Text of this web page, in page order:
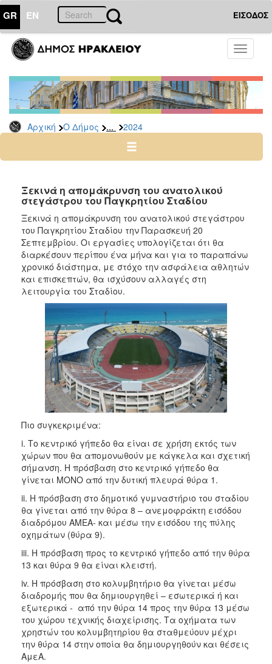
GR EN ΕΙΣΟΔΟΣ
Toggle
Αρχική Ο Δήμος ... 2024
ΔΗΜΟΣ
Δελτία
Τύπου
Αρχείο
2026
2024
2022
2021
2020
2019
2018
2017
2016
2015
2013
2012
2011
2010
ΤΟΠΟΣ
ΠΟΛΙΤΙΣΜΟΣ
ΑΝΘΕΚΤΙΚΗ
ΠΟΛΗ
Ξεκινά η απομάκρυνση του ανατολικού
στεγάστρου του Παγκρητίου Σταδίου
Ξεκινά η απομάκρυνση του ανατολικού στεγάστρου
του Παγκρητίου Σταδίου την Παρασκευή 20
Σεπτεμβρίου. Οι εργασίες υπολογίζεται ότι θα
διαρκέσουν περίπου ένα μήνα και για το παραπάνω
χρονικό διάστημα, με στόχο την ασφάλεια αθλητών
και επισκεπτών, θα ισχύσουν αλλαγές στη
λειτουργία του Σταδίου.
Πιο συγκεκριμένα:
i. Το κεντρικό γήπεδο θα είναι σε χρήση εκτός των
χώρων που θα απομονωθούν με κάγκελα και σχετική
σήμανση. Η πρόσβαση στο κεντρικό γήπεδο θα
γίνεται ΜΟΝΟ από την δυτική πλευρά θύρα 1.
ii. Η πρόσβαση στο δημοτικό γυμναστήριο του σταδίου
θα γίνεται από την θύρα 8 – ανεμοφράκτη εισόδου
διαδρόμου ΑΜΕΑ- και μέσω την εισόδου της πύλης
οχημάτων (θύρα 9).
iii. Η πρόσβαση προς το κεντρικό γήπεδο από την θύρα
13 και θύρα 9 θα είναι κλειστή.
iv. Η πρόσβαση στο κολυμβητήριο θα γίνεται μέσω
διαδρομής που θα δημιουργηθεί – εσωτερικά ή και
εξωτερικά - από την θύρα 14 προς την θύρα 13 μέσω
του χώρου τεχνικής διαχείρισης. Τα οχήματα των
χρηστών του κολυμβητηρίου θα σταθμεύουν μέχρι
την θύρα 14 στην οποία θα δημιουργηθούν και θέσεις
ΑμεΑ.